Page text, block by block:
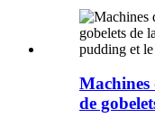
Machines
de